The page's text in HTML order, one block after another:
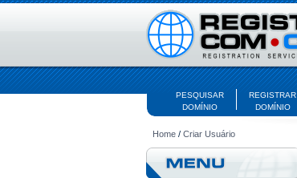
PESQUISAR
DOMÍNIO
REGISTRAR
DOMÍNIO
Home /Criar Usuário